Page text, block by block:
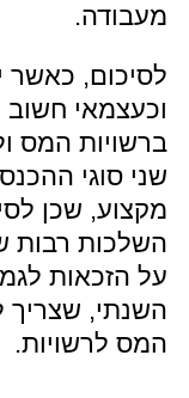
מעבודה.
לסיכום, כאשר
וכעצמאי חשוב
ברשויות המס
שני סוגי
מקצוע, שכן
השלכות רבות
על הזכאות
השנתי, שצריך
המס לרשויות.